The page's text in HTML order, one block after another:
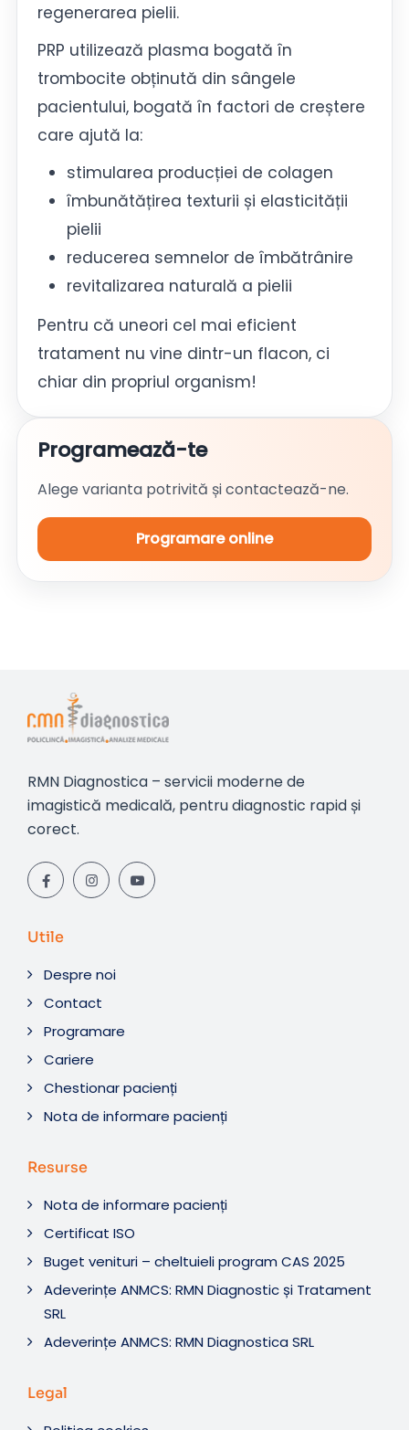
regenerarea pielii.
PRP utilizează plasma bogată în
trombocite obținută din sângele
pacientului, bogată în factori de creștere
care ajută la:
stimularea producției de colagen
îmbunătățirea texturii și elasticității
pielii
reducerea semnelor de îmbătrânire
revitalizarea naturală a pielii
Pentru că uneori cel mai eficient
tratament nu vine dintr-un flacon, ci
chiar din propriul organism!
Programează-te
Alege varianta potrivită și contactează-ne.
Programare online
RMN Diagnostica – servicii moderne de
imagistică medicală, pentru diagnostic rapid și
corect.
Utile
Despre noi
Contact
Programare
Cariere
Chestionar pacienți
Nota de informare pacienți
Resurse
Nota de informare pacienți
Certificat ISO
Buget venituri – cheltuieli program CAS 2025
Adeverințe ANMCS: RMN Diagnostic și Tratament
SRL
Adeverințe ANMCS: RMN Diagnostica SRL
Legal